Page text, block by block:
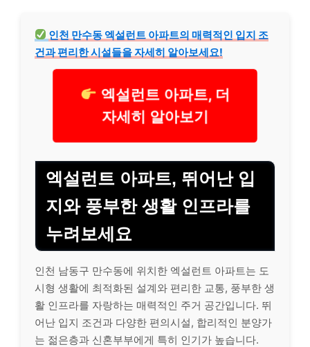
인천 만수동 엑설런트 아파트의 매력적인 입지 조
건과 편리한 시설들을 자세히 알아보세요!
엑설런트 아파트, 더
자세히 알아보기
엑설런트 아파트, 뛰어난 입
지와 풍부한 생활 인프라를
누려보세요
인천 남동구 만수동에 위치한 엑설런트 아파트는 도
시형 생활에 최적화된 설계와 편리한 교통, 풍부한 생
활 인프라를 자랑하는 매력적인 주거 공간입니다. 뛰
어난 입지 조건과 다양한 편의시설, 합리적인 분양가
는 젊은층과 신혼부부에게 특히 인기가 높습니다.